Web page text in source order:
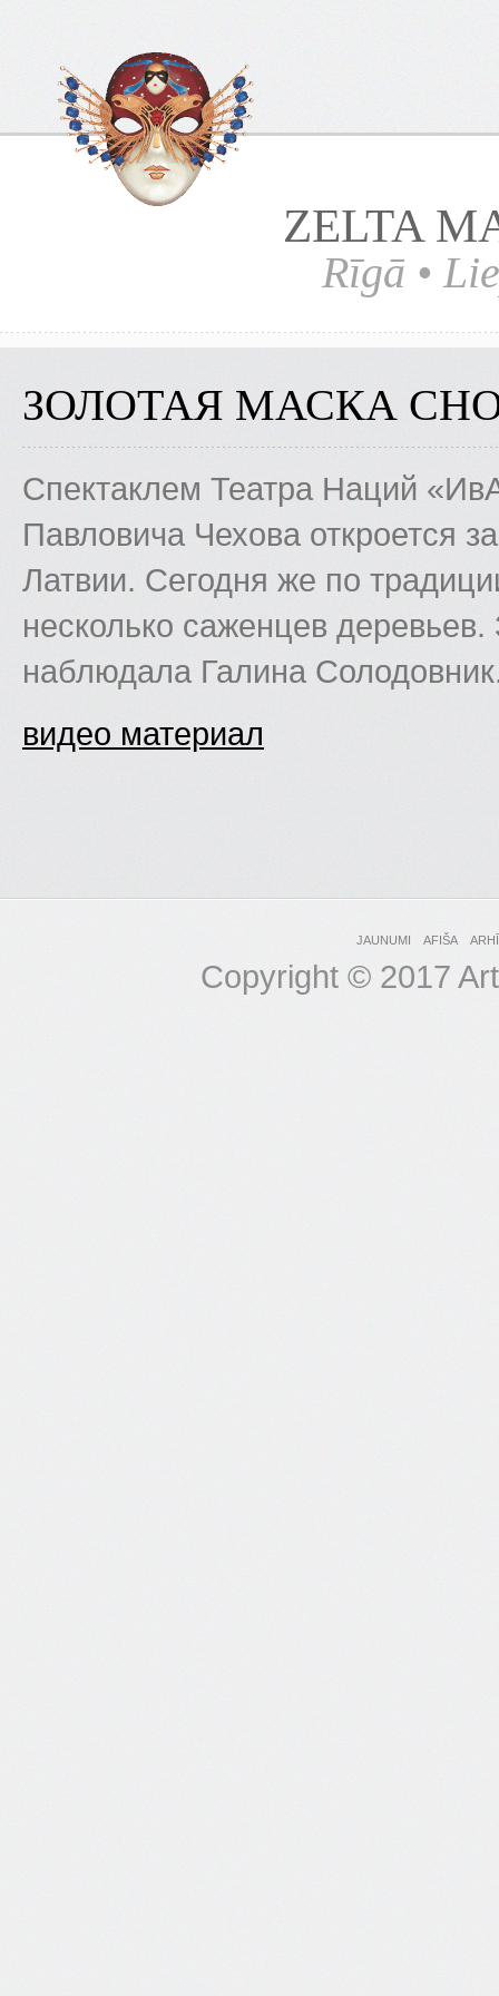
ZELTA
Rīgā •
ЗОЛОТАЯ МАСКА
Спектаклем Театра Наций
Павловича Чехова откроется
Латвии. Сегодня же по
несколько саженцев
наблюдала Галина
видео материал
JAUNUMI AFIŠA
Copyright © 2017